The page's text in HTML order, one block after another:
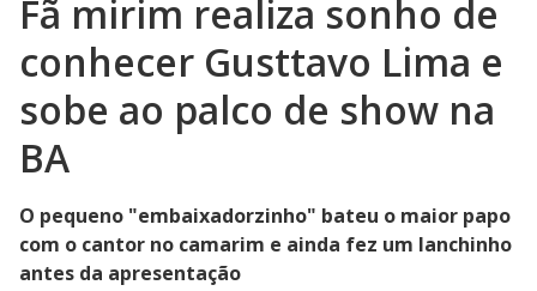
Fã mirim realiza sonho de
conhecer Gusttavo Lima e
sobe ao palco de show na
BA
O pequeno "embaixadorzinho" bateu o maior papo
com o cantor no camarim e ainda fez um lanchinho
antes da apresentação